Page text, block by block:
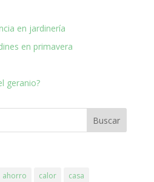
en jardinería
en primavera
geranio?
ahorro calor
casa